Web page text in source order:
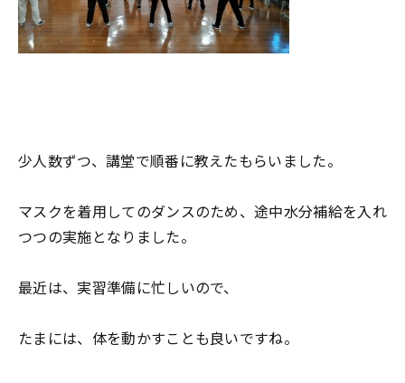
少人数ずつ、講堂で順番に教えたもらいました。
マスクを着用してのダンスのため、途中水分補給を入れ
つつの実施となりました。
最近は、実習準備に忙しいので、
たまには、体を動かすことも良いですね。